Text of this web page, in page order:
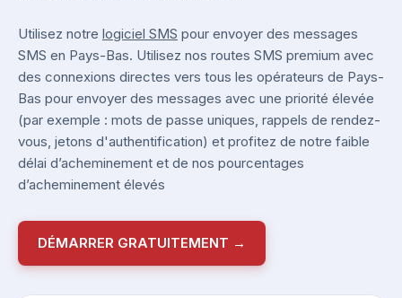
Utilisez notre logiciel SMS pour envoyer des messages
SMS en Pays-Bas. Utilisez nos routes SMS premium avec
des connexions directes vers tous les opérateurs de Pays-
Bas pour envoyer des messages avec une priorité élevée
(par exemple : mots de passe uniques, rappels de rendez-
vous, jetons d'authentification) et profitez de notre faible
délai d’acheminement et de nos pourcentages
d’acheminement élevés
DÉMARRER GRATUITEMENT →